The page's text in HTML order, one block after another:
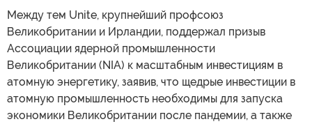
Между тем Unite, крупнейший профсоюз
Великобритании и Ирландии, поддержал призыв
Ассоциации ядерной промышленности
Великобритании (NIA) к масштабным инвестициям в
атомную энергетику, заявив, что щедрые инвестиции в
атомную промышленность необходимы для запуска
экономики Великобритании после пандемии, а также